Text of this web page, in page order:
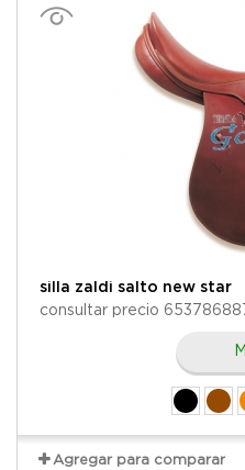
silla zaldi salto new star
consultar precio
Agregar para comparar